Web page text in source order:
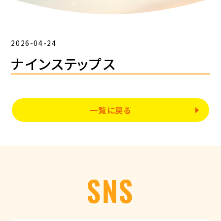
2026-04-24
ナインステップス
一覧に戻る
SNS